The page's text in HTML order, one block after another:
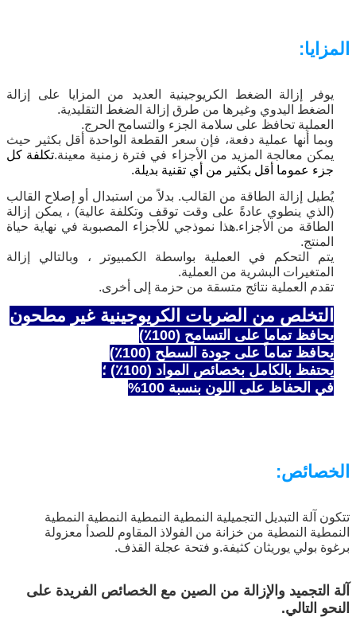
المزايا:
يوفر إزالة الضغط الكريوجينية العديد من المزايا على إزالة
الضغط اليدوي وغيرها من طرق إزالة الضغط التقليدية.
العملية تحافظ على سلامة الجزء والتسامح الحرج.
وبما أنها عملية دفعة، فإن سعر القطعة الواحدة أقل بكثير حيث
يمكن معالجة المزيد من الأجزاء في فترة زمنية معينة.تكلفة كل
جزء عموما أقل بكثير من أي تقنية بديلة.
يُطيل إزالة الطاقة من القالب. بدلاً من استبدال أو إصلاح القالب
(الذي ينطوي عادةً على وقت توقف وتكلفة عالية) ، يمكن إزالة
الطاقة من الأجزاء.هذا نموذجي للأجزاء المصبوبة في نهاية حياة
المنتج.
يتم التحكم في العملية بواسطة الكمبيوتر ، وبالتالي إزالة
المتغيرات البشرية من العملية.
تقدم العملية نتائج متسقة من حزمة إلى أخرى.
التخلص من الضربات الكريوجينية غير مطحون
يحافظ تماما على التسامح (100٪)
يحافظ تماماً على جودة السطح (100٪)
يحتفظ بالكامل بخصائص المواد (100٪) ؛
في الحفاظ على اللون بنسبة 100%
الخصائص:
تتكون آلة التبديل التجميلية النمطية النمطية النمطية النمطية
النمطية النمطية من خزانة من الفولاذ المقاوم للصدأ معزولة
برغوة بولي يوريثان كثيفة.و فتحة عجلة القذف.
آلة التجميد والإزالة من الصين مع الخصائص الفريدة على
النحو التالي.